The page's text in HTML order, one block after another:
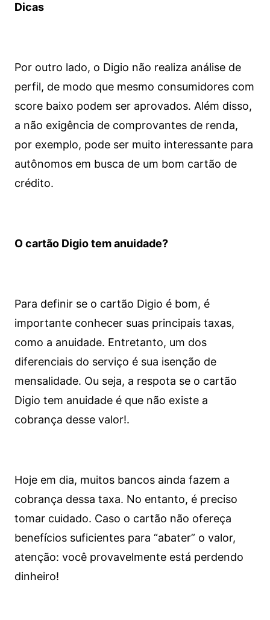
Dicas
Por outro lado, o Digio não realiza análise de
perfil, de modo que mesmo consumidores com
score baixo podem ser aprovados. Além disso,
a não exigência de comprovantes de renda,
por exemplo, pode ser muito interessante para
autônomos em busca de um bom cartão de
crédito.
O cartão Digio tem anuidade?
Para definir se o cartão Digio é bom, é
importante conhecer suas principais taxas,
como a anuidade. Entretanto, um dos
diferenciais do serviço é sua isenção de
mensalidade. Ou seja, a respota se o cartão
Digio tem anuidade é que não existe a
cobrança desse valor!.
Hoje em dia, muitos bancos ainda fazem a
cobrança dessa taxa. No entanto, é preciso
tomar cuidado. Caso o cartão não ofereça
benefícios suficientes para “abater” o valor,
atenção: você provavelmente está perdendo
dinheiro!